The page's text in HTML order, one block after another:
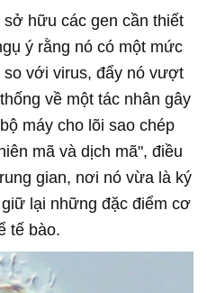
hữu các gen cần thiết
ý rằng nó có một mức
với virus, đẩy nó vượt
về một tác nhân gây
máy cho lõi sao chép
mã và dịch mã", điều
gian, nơi nó vừa là ký
lại những đặc điểm cơ
tế bào.